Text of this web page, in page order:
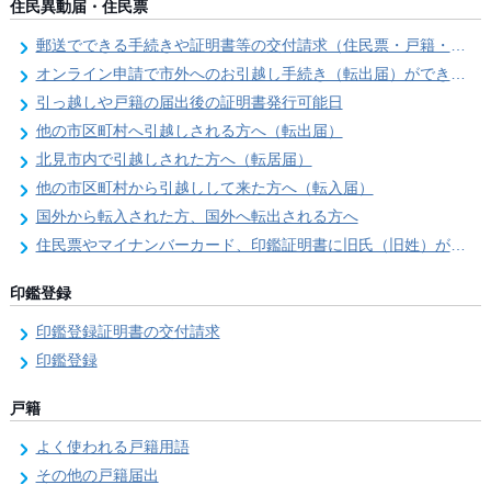
住民異動届・住民票
郵送でできる手続きや証明書等の交付請求（住民票・戸籍・国民年金関係）
オンライン申請で市外へのお引越し手続き（転出届）ができます
引っ越しや戸籍の届出後の証明書発行可能日
他の市区町村へ引越しされる方へ（転出届）
北見市内で引越しされた方へ（転居届）
他の市区町村から引越しして来た方へ（転入届）
国外から転入された方、国外へ転出される方へ
住民票やマイナンバーカード、印鑑証明書に旧氏（旧姓）が併記できるようになりました！
印鑑登録
印鑑登録証明書の交付請求
印鑑登録
戸籍
よく使われる戸籍用語
その他の戸籍届出